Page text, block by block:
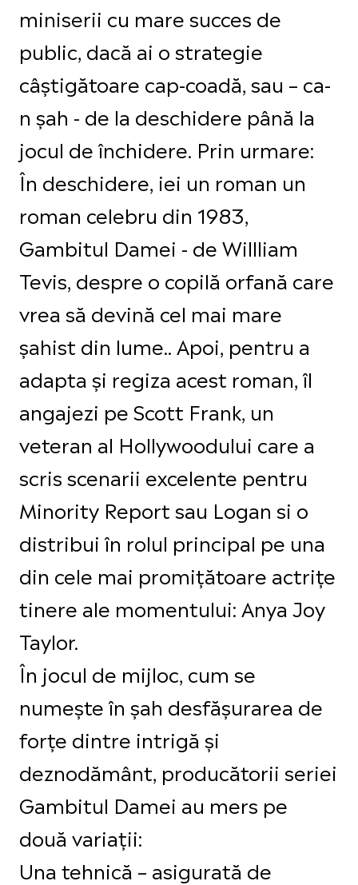
miniserii cu mare succes de
public, dacă ai o strategie
câștigătoare cap-coadă, sau – ca-
n șah - de la deschidere până la
jocul de închidere. Prin urmare:
În deschidere, iei un roman un
roman celebru din 1983,
Gambitul Damei - de Willliam
Tevis, despre o copilă orfană care
vrea să devină cel mai mare
șahist din lume.. Apoi, pentru a
adapta și regiza acest roman, îl
angajezi pe Scott Frank, un
veteran al Hollywoodului care a
scris scenarii excelente pentru
Minority Report sau Logan si o
distribui în rolul principal pe una
din cele mai promițătoare actrițe
tinere ale momentului: Anya Joy
Taylor.
În jocul de mijloc, cum se
numește în șah desfășurarea de
forțe dintre intrigă și
deznodământ, producătorii seriei
Gambitul Damei au mers pe
două variații:
Una tehnică – asigurată de